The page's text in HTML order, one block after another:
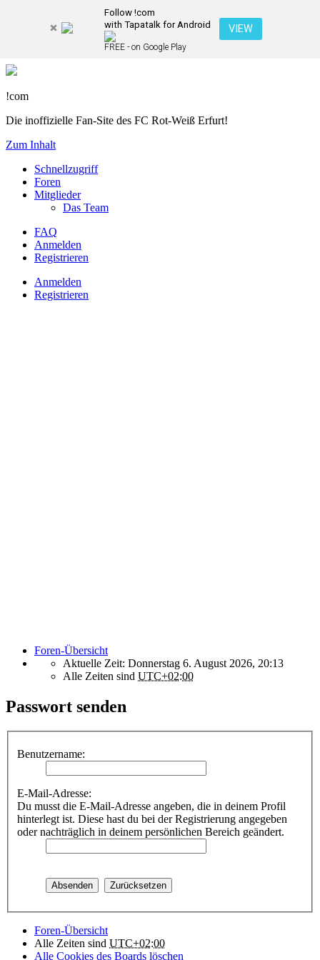
Follow !com
with Tapatalk for Android
FREE - on Google Play
VIEW
!com
Die inoffizielle Fan-Site des FC Rot-Weiß Erfurt!
Zum Inhalt
Schnellzugriff
Foren
Mitglieder
Das Team
FAQ
Anmelden
Registrieren
Anmelden
Registrieren
Foren-Übersicht
Aktuelle Zeit: Donnerstag 6. August 2026, 20:13
Alle Zeiten sind UTC+02:00
Passwort senden
Benutzername:
E-Mail-Adresse:
Du musst die E-Mail-Adresse angeben, die in deinem Profil
hinterlegt ist. Diese hast du bei der Registrierung angegeben
oder nachträglich in deinem persönlichen Bereich geändert.
Foren-Übersicht
Alle Zeiten sind UTC+02:00
Alle Cookies des Boards löschen